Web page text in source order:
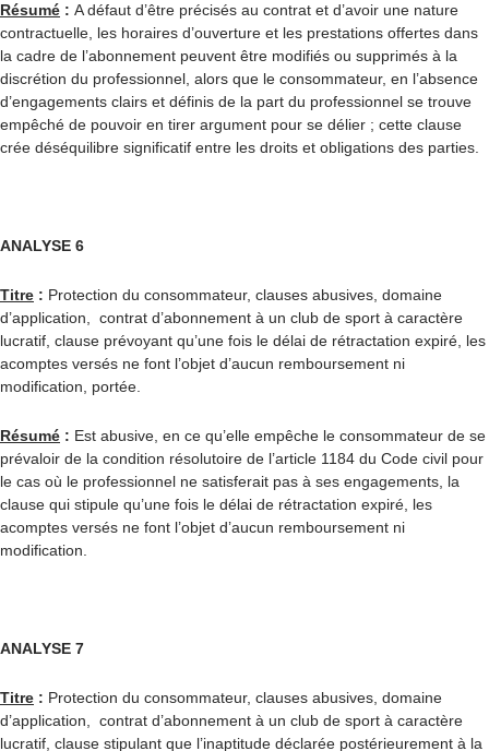
Résumé : A défaut d’être précisés au contrat et d’avoir une nature
contractuelle, les horaires d’ouverture et les prestations offertes dans
la cadre de l’abonnement peuvent être modifiés ou supprimés à la
discrétion du professionnel, alors que le consommateur, en l’absence
d’engagements clairs et définis de la part du professionnel se trouve
empêché de pouvoir en tirer argument pour se délier ; cette clause
crée déséquilibre significatif entre les droits et obligations des parties.
ANALYSE 6
Titre : Protection du consommateur, clauses abusives, domaine
d’application, contrat d’abonnement à un club de sport à caractère
lucratif, clause prévoyant qu’une fois le délai de rétractation expiré, les
acomptes versés ne font l’objet d’aucun remboursement ni
modification, portée.
Résumé : Est abusive, en ce qu’elle empêche le consommateur de se
prévaloir de la condition résolutoire de l’article 1184 du Code civil pour
le cas où le professionnel ne satisferait pas à ses engagements, la
clause qui stipule qu’une fois le délai de rétractation expiré, les
acomptes versés ne font l’objet d’aucun remboursement ni
modification.
ANALYSE 7
Titre : Protection du consommateur, clauses abusives, domaine
d’application, contrat d’abonnement à un club de sport à caractère
lucratif, clause stipulant que l’inaptitude déclarée postérieurement à la